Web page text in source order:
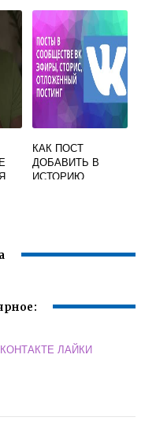
КАК ПОСТ
ДОБАВИТЬ В
ИСТОРИЮ
ЛАЙКИ